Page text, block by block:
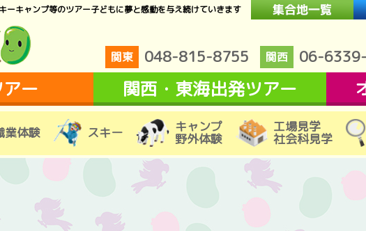
ーキャンプ等のツアー子どもに夢と感動を与え続けていきます
関東 048-815-8755 関西 06-
ー 関西・東海出発ツアー
業体験 スキー キャンプ
野外体験
工場見学
社会科見学